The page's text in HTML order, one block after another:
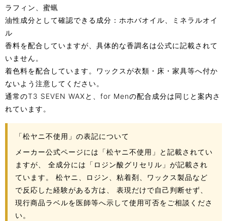
ラフィン、蜜蝋
油性成分として確認できる成分：ホホバオイル、ミネラルオイ
ル
香料を配合していますが、具体的な香調名は公式に記載されて
いません。
着色料を配合しています。ワックスが衣類・床・家具等へ付か
ないよう注意してください。
通常のT3 SEVEN WAXと、for Menの配合成分は同じと案内さ
れています。
「松ヤニ不使用」の表記について
メーカー公式ページには「松ヤニ不使用」と記載されてい
ますが、 全成分には「ロジン酸グリセリル」が記載され
ています。 松ヤニ、ロジン、粘着剤、ワックス製品など
で反応した経験がある方は、 表現だけで自己判断せず、
現行商品ラベルを医師等へ示して使用可否をご相談くださ
い。